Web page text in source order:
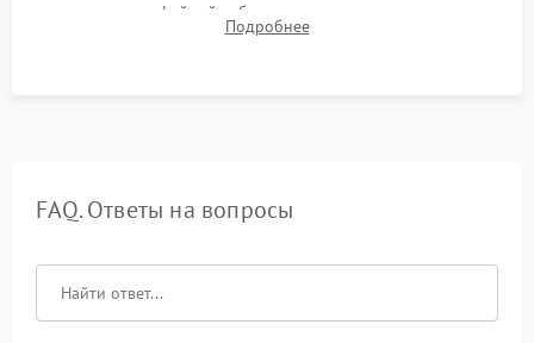
плотности кофейной таблетки, температуры напитка и
качества молочной пены. Контроль отсутствия посторонних
Подробнее
FAQ. Ответы на вопросы